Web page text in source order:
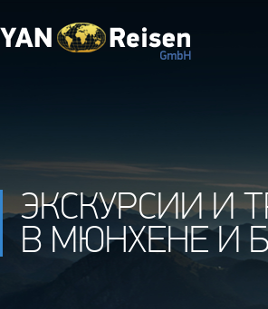
ЭКСКУРСИИ И
В МЮНХЕНЕ И